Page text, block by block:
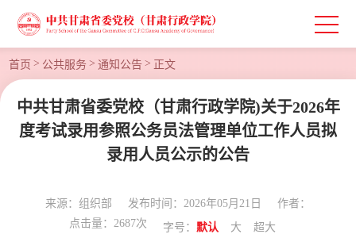
首页 > 公共服务 > 通知公告 > 正文
中共甘肃省委党校（甘肃行政学院)关于2026年
度考试录用参照公务员法管理单位工作人员拟
录用人员公示的公告
来源：组织部 发布时间：2026年05月21日
作者：
点击量： 2687次 字号： 默认 大 超大